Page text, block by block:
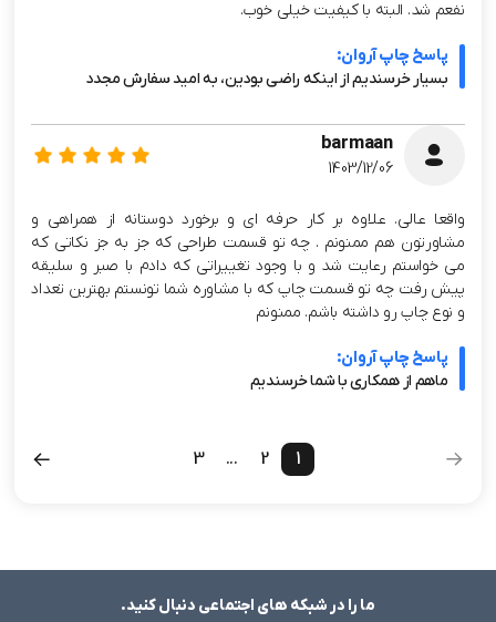
نفعم شد. البته با کیفیت خیلی خوب.
پاسخ چاپ آروان:
بسیار خرسندیم از اینکه راضی بودین، به امید سفارش مجدد
barmaan
1403/12/06
واقعا عالی. علاوه بر کار حرفه ای و برخورد دوستانه از همراهی و
مشاورتون هم ممنونم . چه تو قسمت طراحی که جز به جز نکاتی که
می خواستم رعایت شد و با وجود تغییراتی که دادم با صبر و سلیقه
پیش رفت چه تو قسمت چاپ که با مشاوره شما تونستم بهترین تعداد
و نوع چاپ رو داشته باشم. ممنونم
پاسخ چاپ آروان:
ماهم از همکاری با شما خرسندیم
1
2
...
3
ما را در شبکه های اجتماعی دنبال کنید.